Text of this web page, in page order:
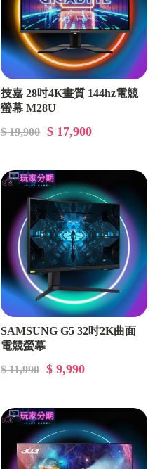
技嘉 28吋4K畫質 144hz電競
螢幕 M28U
$ 19,900
$ 17,900
SAMSUNG G5 32吋2K曲面
電競螢幕
$ 11,990
$ 9,990